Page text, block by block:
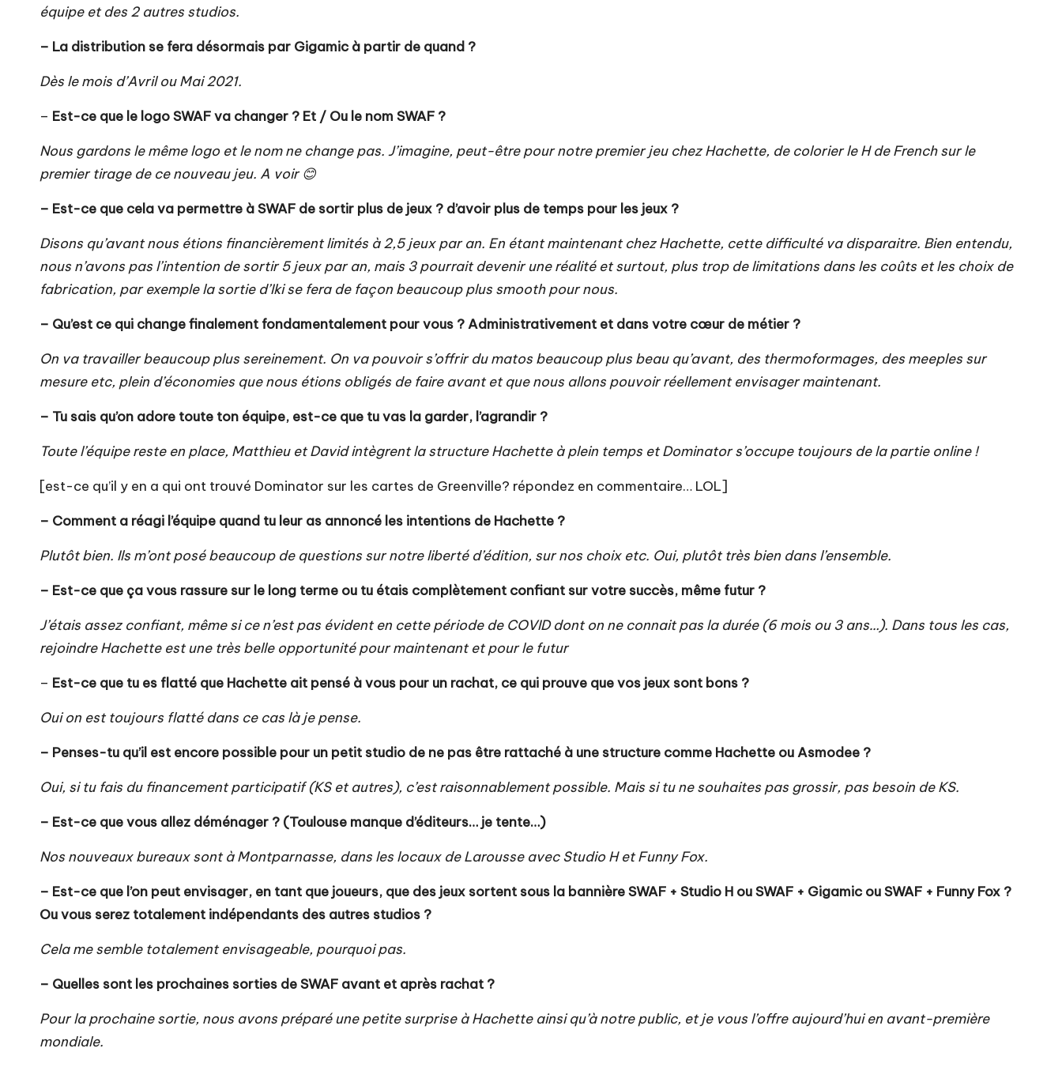
équipe et des 2 autres studios.
– La distribution se fera désormais par Gigamic à partir de quand ?
Dès le mois d’Avril ou Mai 2021.
– Est-ce que le logo SWAF va changer ? Et / Ou le nom SWAF ?
Nous gardons le même logo et le nom ne change pas. J’imagine, peut-être pour notre premier jeu chez Hachette, de colorier le H de French sur le
premier tirage de ce nouveau jeu. A voir 😊
– Est-ce que cela va permettre à SWAF de sortir plus de jeux ? d’avoir plus de temps pour les jeux ?
Disons qu’avant nous étions financièrement limités à 2,5 jeux par an. En étant maintenant chez Hachette, cette difficulté va disparaitre. Bien entendu,
nous n’avons pas l’intention de sortir 5 jeux par an, mais 3 pourrait devenir une réalité et surtout, plus trop de limitations dans les coûts et les choix de
fabrication, par exemple la sortie d’Iki se fera de façon beaucoup plus smooth pour nous.
– Qu’est ce qui change finalement fondamentalement pour vous ? Administrativement et dans votre cœur de métier ?
On va travailler beaucoup plus sereinement. On va pouvoir s’offrir du matos beaucoup plus beau qu’avant, des thermoformages, des meeples sur
mesure etc, plein d’économies que nous étions obligés de faire avant et que nous allons pouvoir réellement envisager maintenant.
– Tu sais qu’on adore toute ton équipe, est-ce que tu vas la garder, l’agrandir ?
Toute l’équipe reste en place, Matthieu et David intègrent la structure Hachette à plein temps et Dominator s’occupe toujours de la partie online !
[est-ce qu’il y en a qui ont trouvé Dominator sur les cartes de Greenville? répondez en commentaire… LOL]
– Comment a réagi l’équipe quand tu leur as annoncé les intentions de Hachette ?
Plutôt bien. Ils m’ont posé beaucoup de questions sur notre liberté d’édition, sur nos choix etc. Oui, plutôt très bien dans l’ensemble.
– Est-ce que ça vous rassure sur le long terme ou tu étais complètement confiant sur votre succès, même futur ?
J’étais assez confiant, même si ce n’est pas évident en cette période de COVID dont on ne connait pas la durée (6 mois ou 3 ans…). Dans tous les cas,
rejoindre Hachette est une très belle opportunité pour maintenant et pour le futur
– Est-ce que tu es flatté que Hachette ait pensé à vous pour un rachat, ce qui prouve que vos jeux sont bons ?
Oui on est toujours flatté dans ce cas là je pense.
– Penses-tu qu’il est encore possible pour un petit studio de ne pas être rattaché à une structure comme Hachette ou Asmodee ?
Oui, si tu fais du financement participatif (KS et autres), c’est raisonnablement possible. Mais si tu ne souhaites pas grossir, pas besoin de KS.
– Est-ce que vous allez déménager ? (Toulouse manque d’éditeurs… je tente…)
Nos nouveaux bureaux sont à Montparnasse, dans les locaux de Larousse avec Studio H et Funny Fox.
– Est-ce que l’on peut envisager, en tant que joueurs, que des jeux sortent sous la bannière SWAF + Studio H ou SWAF + Gigamic ou SWAF + Funny Fox ?
Ou vous serez totalement indépendants des autres studios ?
Cela me semble totalement envisageable, pourquoi pas.
– Quelles sont les prochaines sorties de SWAF avant et après rachat ?
Pour la prochaine sortie, nous avons préparé une petite surprise à Hachette ainsi qu’à notre public, et je vous l’offre aujourd’hui en avant-première
mondiale.